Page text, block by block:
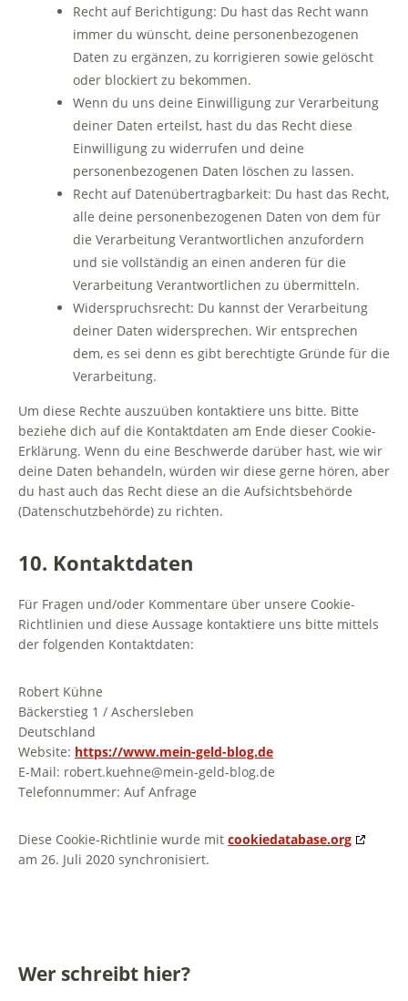
Recht auf Berichtigung: Du hast das Recht wann
immer du wünscht, deine personenbezogenen
Daten zu ergänzen, zu korrigieren sowie gelöscht
oder blockiert zu bekommen.
Wenn du uns deine Einwilligung zur Verarbeitung
deiner Daten erteilst, hast du das Recht diese
Einwilligung zu widerrufen und deine
personenbezogenen Daten löschen zu lassen.
Recht auf Datenübertragbarkeit: Du hast das Recht,
alle deine personenbezogenen Daten von dem für
die Verarbeitung Verantwortlichen anzufordern
und sie vollständig an einen anderen für die
Verarbeitung Verantwortlichen zu übermitteln.
Widerspruchsrecht: Du kannst der Verarbeitung
deiner Daten widersprechen. Wir entsprechen
dem, es sei denn es gibt berechtigte Gründe für die
Verarbeitung.
Um diese Rechte auszuüben kontaktiere uns bitte. Bitte
beziehe dich auf die Kontaktdaten am Ende dieser Cookie-
Erklärung. Wenn du eine Beschwerde darüber hast, wie wir
deine Daten behandeln, würden wir diese gerne hören, aber
du hast auch das Recht diese an die Aufsichtsbehörde
(Datenschutzbehörde) zu richten.
10. Kontaktdaten
Für Fragen und/oder Kommentare über unsere Cookie-
Richtlinien und diese Aussage kontaktiere uns bitte mittels
der folgenden Kontaktdaten:
Robert Kühne
Bäckerstieg 1 / Aschersleben
Deutschland
Website: https://www.mein-geld-blog.de
E-Mail: robert.kuehne@mein-geld-blog.de
Telefonnummer: Auf Anfrage
Diese Cookie-Richtlinie wurde mit cookiedatabase.org
am 26. Juli 2020 synchronisiert.
Wer schreibt hier?